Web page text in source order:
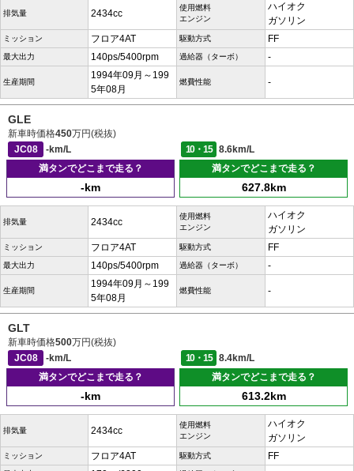
排気量 2434cc
使用燃料
エンジン
ハイオク
ガソリン
ミッション フロア4AT 駆動方式 FF
最大出力 140ps/5400rpm 過給器（ターボ） -
生産期間
1994年09月～199
5年08月
燃費性能 -
GLE
新車時価格450万円(税抜)
JC08
-km/L 10・15
8.6km/L
満タンでどこまで走る？
-km
満タンでどこまで走る？
627.8km
排気量 2434cc
使用燃料
エンジン
ハイオク
ガソリン
ミッション フロア4AT 駆動方式 FF
最大出力 140ps/5400rpm 過給器（ターボ） -
生産期間
1994年09月～199
5年08月
燃費性能 -
GLT
新車時価格500万円(税抜)
JC08
-km/L 10・15
8.4km/L
満タンでどこまで走る？
-km
満タンでどこまで走る？
613.2km
排気量 2434cc
使用燃料
エンジン
ハイオク
ガソリン
ミッション フロア4AT 駆動方式 FF